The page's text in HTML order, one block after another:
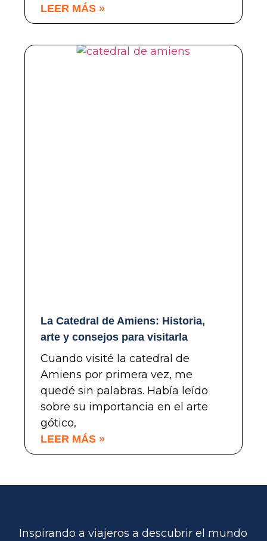
LEER MÁS »
La Catedral de Amiens: Historia,
arte y consejos para visitarla
Cuando visité la catedral de
Amiens por primera vez, me
quedé sin palabras. Había leído
sobre su importancia en el arte
gótico,
LEER MÁS »
Inspirando a viajeros a descubrir el mundo